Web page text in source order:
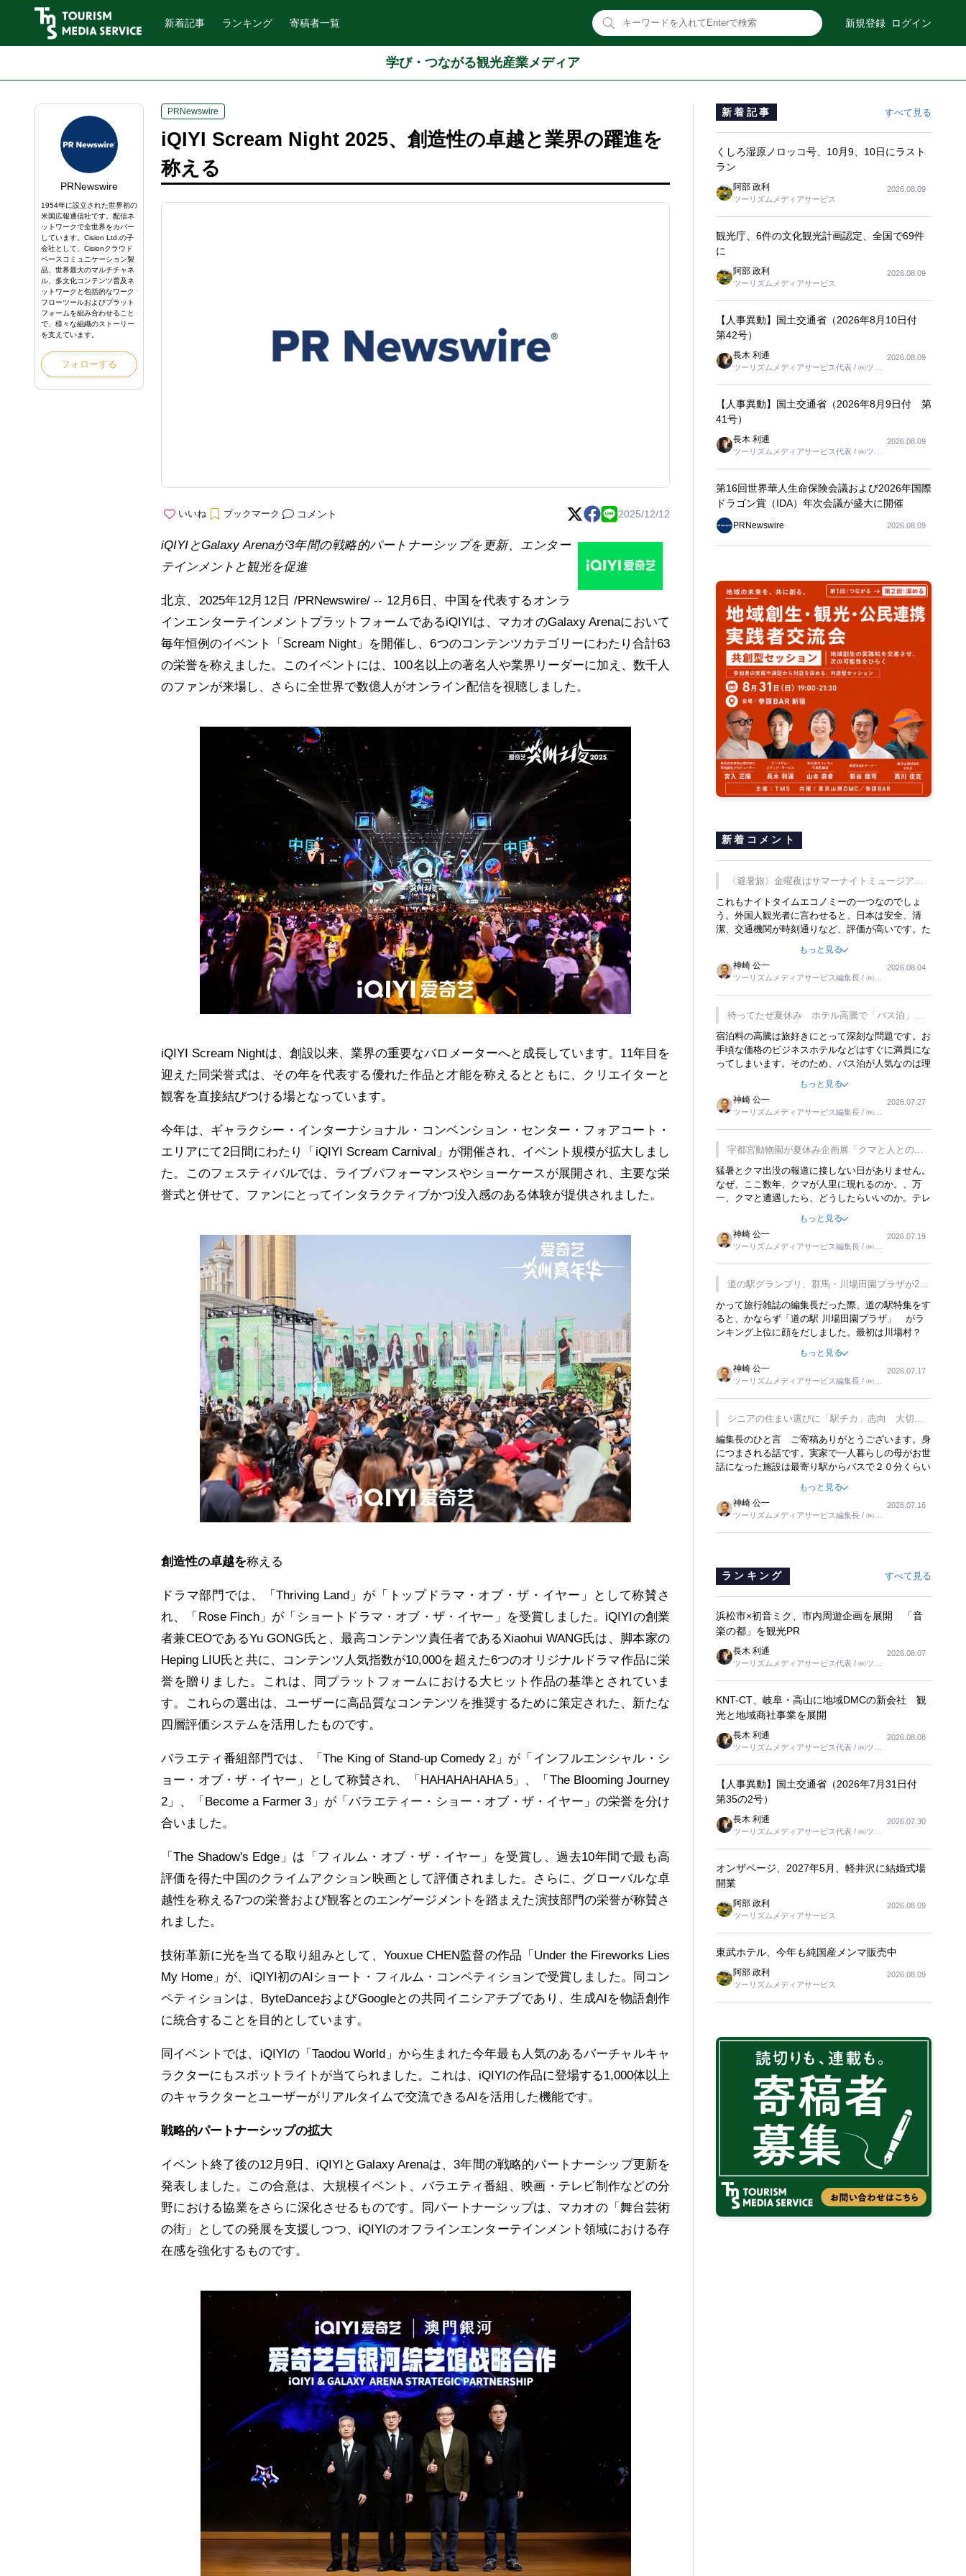
新着記事 ランキング 寄稿者一覧 新規登録 ログイン
学び・つながる観光産業メディア
PRNewswire
1954年に設立された世界初の
米国広報通信社です。配信ネ
ットワークで全世界をカバー
しています。Cision Ltd.の子
会社として、Cisionクラウド
ベースコミュニケーション製
品、世界最大のマルチチャネ
ル、多文化コンテンツ普及ネ
ットワークと包括的なワーク
フローツールおよびプラット
フォームを組み合わせること
で、様々な組織のストーリー
を支えています。
フォローする
PRNewswire
iQIYI Scream Night 2025、創造性の卓越と業界の躍進を
称える
いいね ブックマーク コメント 2025/12/12
iQIYI とGalaxy Arenaが3年間の戦略的パートナーシップを更新、エンター
テインメントと観光を促進
北京、2025年12月12日 /PRNewswire/ -- 12月6日、中国を代表するオンラ
インエンターテインメントプラットフォームであるiQIYIは、マカオのGalaxy Arenaにおいて
毎年恒例のイベント「Scream Night」を開催し、6つのコンテンツカテゴリーにわたり合計63
の栄誉を称えました。このイベントには、100名以上の著名人や業界リーダーに加え、数千人
のファンが来場し、さらに全世界で数億人がオンライン配信を視聴しました。
iQIYI Scream Nightは、創設以来、業界の重要なバロメーターへと成長しています。11年目を
迎えた同栄誉式は、その年を代表する優れた作品と才能を称えるとともに、クリエイターと
観客を直接結びつける場となっています。
今年は、ギャラクシー・インターナショナル・コンベンション・センター・フォアコート・
エリアにて2日間にわたり「iQIYI Scream Carnival」が開催され、イベント規模が拡大しまし
た。このフェスティバルでは、ライブパフォーマンスやショーケースが展開され、主要な栄
誉式と併せて、ファンにとってインタラクティブかつ没入感のある体験が提供されました。
創造性の卓越を称える
ドラマ部門では、「Thriving Land」が「トップドラマ・オブ・ザ・イヤー」
として称賛さ
れ、「Rose Finch」が「ショートドラマ・オブ・ザ・イヤー」を受賞しました。iQIYIの創業
者兼CEOであるYu GONG氏と、最高コンテンツ責任者であるXiaohui WANG氏は、脚本家の
Heping LIU氏と共に、コンテンツ人気指数が10,000を超えた6つのオリジナルドラマ作品に栄
誉を贈りました 。これは、同プラットフォームにおける大ヒット作品の基準とされていま
す。これらの選出は、ユーザーに高品質なコンテンツを推奨するために策定された、新たな
四層評価システムを活用したものです。
バラエティ番組部門では、「The King of Stand-up Comedy 2」が「インフルエンシャル・シ
ョー・オブ・ザ・イヤー」
として称賛され、「HAHAHAHAHA 5」、「The Blooming Journey
2」、「Become a Farmer 3」が「バラエティー・ショー・オブ・ザ・イヤー」の栄誉を分け
合いました。
「The Shadow's Edge」は「フィルム・オブ・ザ・イヤー」を受賞し、過去10年間で最も高
評価を得た中国のクライムアクション映画として評価されました。さらに、グローバルな卓
越性を称える7つの栄誉および観客とのエンゲージメントを踏まえた演技部門の栄誉が称賛さ
れました。
技術革新に光を当てる取り組みとして、Youxue CHEN監督の作品「Under the Fireworks Lies
My Home」が、iQIYI初のAIショート・フィルム・コンペティションで受賞しました。同コン
ペティションは、ByteDanceおよびGoogleとの共同イニシアチブであり、生成AIを物語創作
に統合することを目的としています。
同イベントでは、iQIYIの「Taodou World」から生まれた今年最も人気のあるバーチャルキャ
ラクターにもスポットライトが当てられました。これは、iQIYIの作品に登場する1,000体以上
のキャラクターとユーザーがリアルタイムで交流できるAIを活用した機能です。
戦略的パートナーシップの拡大
イベント終了後の12月9日、iQIYIとGalaxy Arenaは、3年間の戦略的パートナーシップ更新を
発表しました。この合意は、大規模イベント、バラエティ番組、映画・テレビ制作などの分
野における協業をさらに深化させるものです。同パートナーシップは、マカオの「舞台芸術
の街」としての発展を支援しつつ、iQIYIのオフラインエンターテインメント領域における存
在感を強化するものです。
新着記事 すべて見る
くしろ湿原ノロッコ号、10月9、10日にラスト
ラン
阿部 政利
ツーリズムメディアサービス
2026.08.09
観光庁、6件の文化観光計画認定、全国で69件
に
阿部 政利
ツーリズムメディアサービス
2026.08.09
【人事異動】国土交通省（2026年8月10日付
第42号）
長木 利通
ツーリズムメディアサービス代表 / ㈱ツー
2026.08.09
【人事異動】国土交通省（2026年8月9日付 第
41号）
長木 利通
ツーリズムメディアサービス代表 / ㈱ツー
2026.08.09
第16回世界華人生命保険会議および2026年国際
ドラゴン賞（IDA）年次会議が盛大に開催
PRNewswire 2026.08.09
新着コメント
〈避暑旅〉金曜夜はサマーナイトミュージア
ム、都立6施設で
これもナイトタイムエコノミーの一つなのでしょ
う。外国人観光者に言わせると、日本は安全、清
潔、交通機関が時刻通りなど、評価が高いです。た
す。そのような意味で、金曜夜にこのようなイベン
トが行われれば、日本人に限らず外国人にとっても
楽しみが増えるでしょうね。
もっと見る
神崎 公一
ツーリズムメディアサービス編集長 / ㈱ツ
2026.08.04
待ってたぜ夏休み ホテル高騰で「バス泊」人
気
宿泊料の高騰は旅好きにとって深刻な問題です。お
手頃な価格のビジネスホテルなどはすぐに満員にな
ってしまいます。そのため、バス泊が人気なのは理
行をした時は、移動はグレイハウンドバスでした。
夕方から夜の便を利用してホテル代を浮かせていま
した。ただし、若いからできたことです。若い人が
夜行バスで京都に行った、青森に行ったと聞くと、
疲れが残らないのかなと思ってしまいます。
もっと見る
神崎 公一
ツーリズムメディアサービス編集長 / ㈱ツ
2026.07.27
宇都宮動物園が夏休み企画展「クマと人との距
離」を7月20日から開催
猛暑とクマ出没の報道に接しない日がありません。
なぜ、ここ数年、クマが人里に現れるのか。、万
一、クマと遭遇したら、どうしたらいいのか。テレ
るなんてことは、冗談でもいえません。そんな中
で、この企画展はタイムリーですね。
もっと見る
神崎 公一
ツーリズムメディアサービス編集長 / ㈱ツ
2026.07.19
道の駅グランプリ、群馬・川場田園プラザが2連
覇
かって旅行雑誌の編集長だった際、道の駅特集をす
ると、かならず「道の駅 川場田園プラザ」 がラ
ンキング上位に顔をだしました。最初は川場村？
れ永井 彰一社長にインタビューしたら、興味深い
話が次々が飛び出しました。プレゼンも巧みで、今
でも思い出すことが２つあります。一つは、従業員
に東京ディズニーランドを見学させ、サービス業、
接客業の何かを理解してもらっていることです。
もう一つは1800円もするプレミアムヨーグルトを
販売するにあたり、社内に懸念もあったそうです。
永井社長は、駐車場に都内ナンバーの高級外車が停
まっていることに目をつけ、高級商品でも売れると
確信したそうです。今回の記事を懐かしく読みまし
もっと見る
神崎 公一
ツーリズムメディアサービス編集長 / ㈱ツ
2026.07.17
シニアの住まい選びに「駅チカ」志向 大切な
のは出かけたくなる暮らし
編集長のひと言 ご寄稿ありがとうございます。身
につまされる話です。実家で一人暮らしの母がお世
話になった施設は最寄り駅からバスで２０分くらい
りました。母の住まいから近いという理由で、その
施設を選択したのですが、私と妹にとっては、半日
仕事ででした。シニアの住まい選びは、当人だけで
はなく、世話をする家族の足の便も考えない外池な
もっと見る
神崎 公一
ツーリズムメディアサービス編集長 / ㈱ツ
2026.07.16
ランキング すべて見る
浜松市×初音ミク、市内周遊企画を展開 「音
楽の都」を観光PR
長木 利通
ツーリズムメディアサービス代表 / ㈱ツー
2026.08.07
KNT-CT、岐阜・高山に地域DMCの新会社 観
光と地域商社事業を展開
長木 利通
ツーリズムメディアサービス代表 / ㈱ツー
2026.08.08
【人事異動】国土交通省（2026年7月31日付
第35の2号）
長木 利通
ツーリズムメディアサービス代表 / ㈱ツー
2026.07.30
オンザページ、2027年5月、軽井沢に結婚式場
開業
阿部 政利
ツーリズムメディアサービス
2026.08.09
東武ホテル、今年も純国産メンマ販売中
阿部 政利
ツーリズムメディアサービス
2026.08.09